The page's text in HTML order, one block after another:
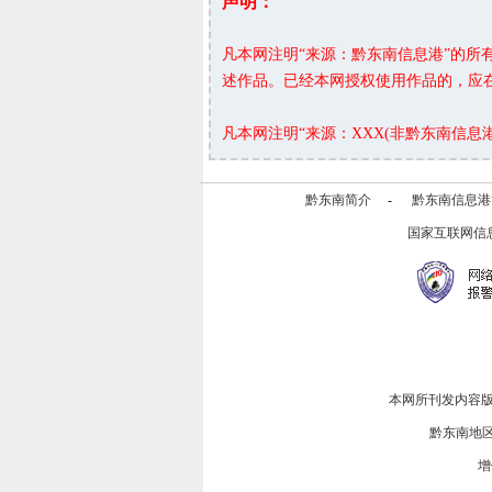
凡本网注明“来源：黔东南信息港”的
述作品。已经本网授权使用作品的，应
凡本网注明“来源：XXX(非黔东南信息
黔东南简介 - 黔东南信息
国家互联网信
本网所刊发内容
黔东南地